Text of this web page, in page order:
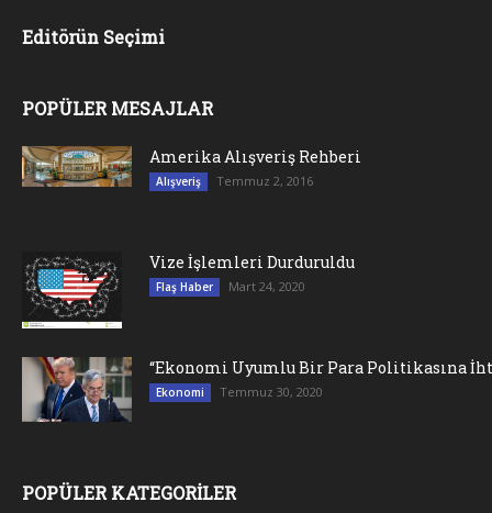
Editörün Seçimi
POPÜLER MESAJLAR
Amerika Alışveriş Rehberi
Alışveriş Temmuz 2, 2016
Vize İşlemleri Durduruldu
Flaş Haber Mart 24, 2020
“Ekonomi Uyumlu Bir Para Politikasına
Ekonomi Temmuz 30, 2020
POPÜLER KATEGORİLER